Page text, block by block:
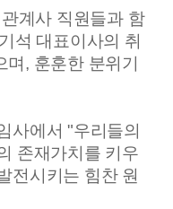
계사 직원들과 함
석 대표이사의 취
며, 훈훈한 분위기
사에서 "우리들의
존재가치를 키우
전시키는 힘찬 원